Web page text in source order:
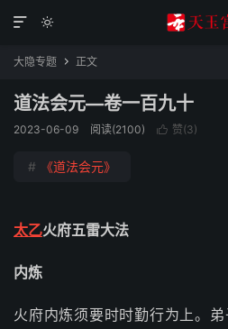


大隐专题  正文
道法会元—卷一百九十
2023-06-09 阅读(2100)  赞(3)
# 《道法会元》
太乙火府五雷大法
内炼
火府内炼须要时时勤行为上。